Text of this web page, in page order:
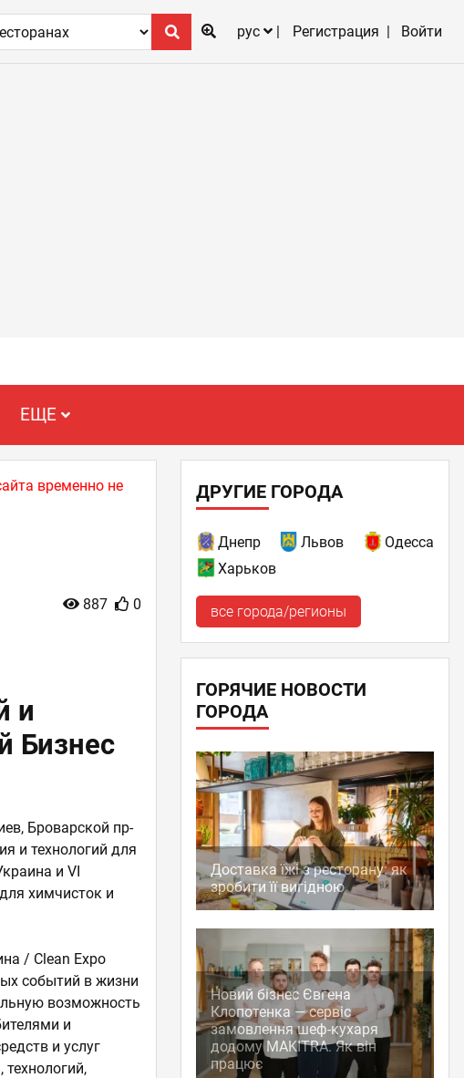
рус
Регистрация Войти
ЕЩЕ
временно не
887 0
и
Бизнес
Броварской пр-
и технологий для
и VI
химчисток и
/ Clean Expo
событий в жизни
возможность
и
и услуг
ДРУГИЕ ГОРОДА
Днепр Львов
Одесса
Харьков
все города/регионы
ГОРЯЧИЕ НОВОСТИ
ГОРОДА
Доставка їжі з ресторану: як
зробити її вигідною
Новий бізнес Євгена
Клопотенка — сервіс
замовлення шеф-кухаря
додому MAKITRA. Як він
працює